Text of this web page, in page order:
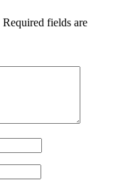
Required fields are